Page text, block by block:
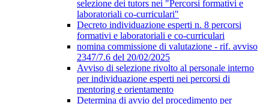
selezione dei tutors nei "Percorsi formativi e
laboratoriali co-curriculari"
Decreto individuazione esperti n. 8 percorsi
formativi e laboratoriali e co-curriculari
nomina commissione di valutazione - rif. avviso
2347/7.6 del 20/02/2025
Avviso di selezione rivolto al personale interno
per individuazione esperti nei percorsi di
mentoring e orientamento
Determina di avvio del procedimento per